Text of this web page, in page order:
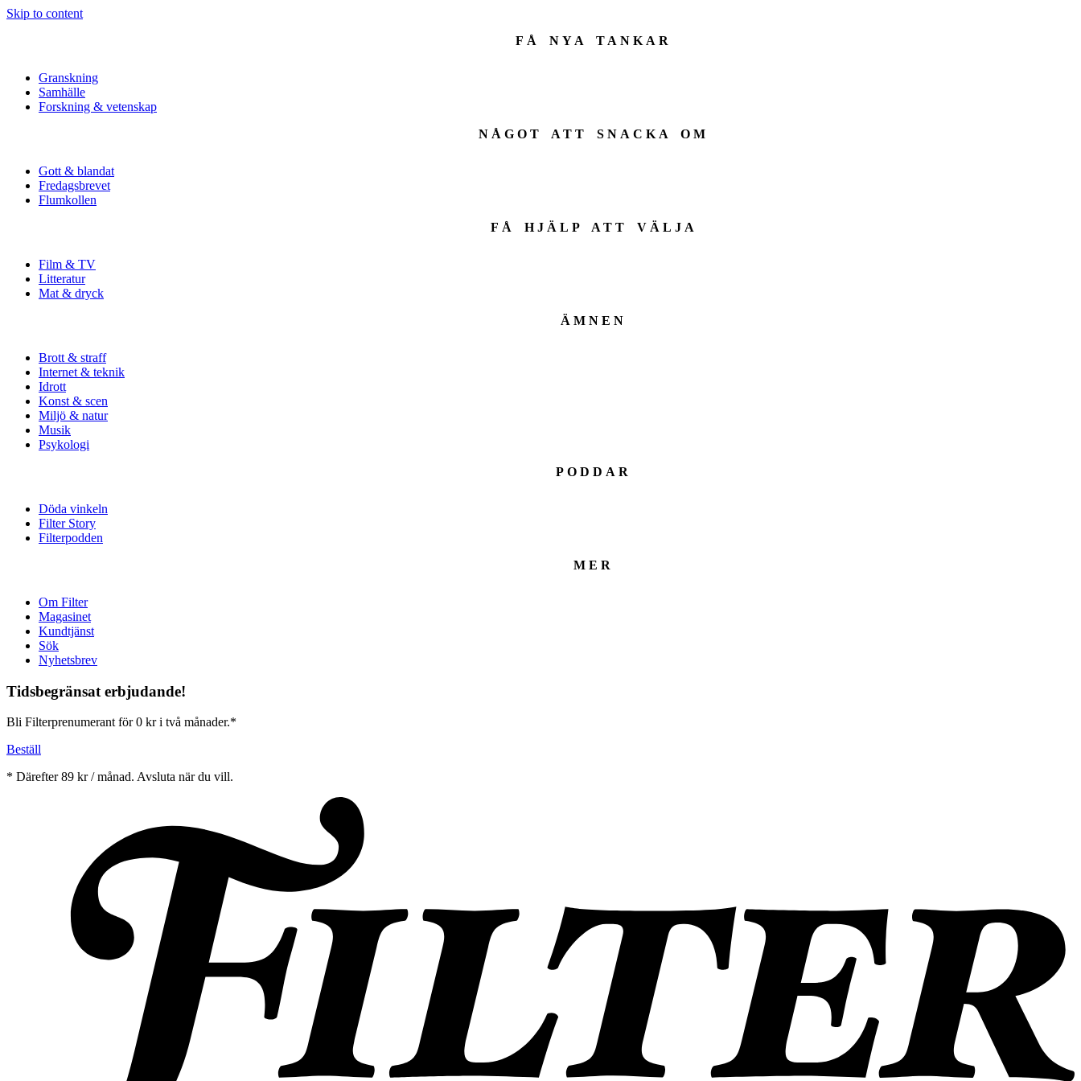
Skip to content
FÅ NYA TANKAR
Granskning
Samhälle
Forskning & vetenskap
NÅGOT ATT SNACKA OM
Gott & blandat
Fredagsbrevet
Flumkollen
FÅ HJÄLP ATT VÄLJA
Film & TV
Litteratur
Mat & dryck
ÄMNEN
Brott & straff
Internet & teknik
Idrott
Konst & scen
Miljö & natur
Musik
Psykologi
PODDAR
Döda vinkeln
Filter Story
Filterpodden
MER
Om Filter
Magasinet
Kundtjänst
Sök
Nyhetsbrev
Tidsbegränsat erbjudande!
Bli Filterprenumerant för 0 kr i två månader.*
Beställ
* Därefter 89 kr / månad. Avsluta när du vill.